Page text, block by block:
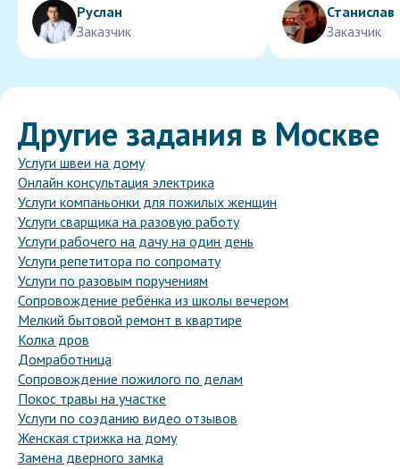
Руслан
Заказчик
Станислав
Заказчик
Другие задания в Москве
Услуги швеи на дому
Онлайн консультация электрика
Услуги компаньонки для пожилых женщин
Услуги сварщика на разовую работу
Услуги рабочего на дачу на один день
Услуги репетитора по сопромату
Услуги по разовым поручениям
Сопровождение ребёнка из школы вечером
Мелкий бытовой ремонт в квартире
Колка дров
Домработница
Сопровождение пожилого по делам
Покос травы на участке
Услуги по созданию видео отзывов
Женская стрижка на дому
Замена дверного замка